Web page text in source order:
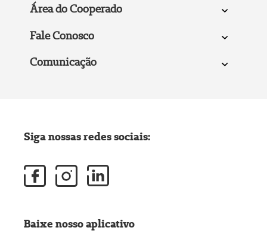
Área do Cooperado
Fale Conosco
Comunicação
Siga nossas redes sociais:
Baixe nosso aplicativo